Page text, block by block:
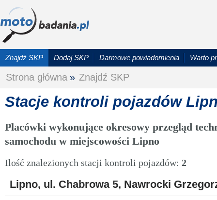
Znajdź SKP Dodaj SKP Darmowe powiadomienia Warto
Strona główna » Znajdź SKP
Stacje kontroli pojazdów
Placówki wykonujące okresowy przegląd
samochodu w miejscowości Lipno
Ilość znalezionych stacji kontroli pojazdów: 2
Lipno, ul. Chabrowa 5, Nawrocki